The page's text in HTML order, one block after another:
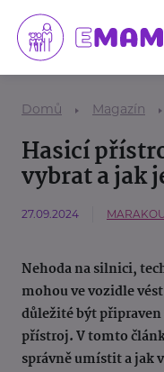
Domů Magazín
Hasicí
vybrat a jak
27.09.2024
Nehoda na silnici,
mohou ve vozidle
důležité být připraven
přístroj. V tomto
správně umístit a jak